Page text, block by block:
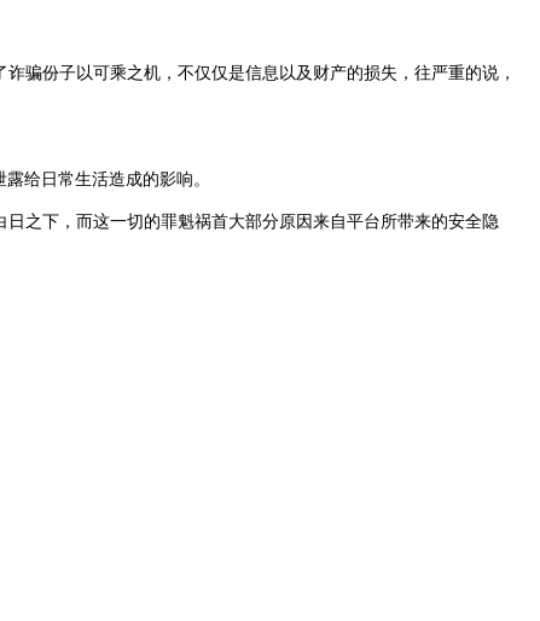
骗份子以可乘之机，不仅仅是信息以及财产的损失，往严重的说，
给日常生活造成的影响。
之下，而这一切的罪魁祸首大部分原因来自平台所带来的安全隐